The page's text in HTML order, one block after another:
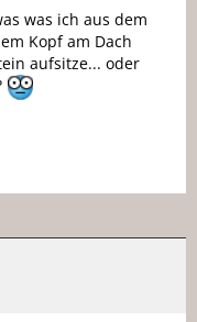
was ich aus dem
Kopf am Dach
aufsitze... oder